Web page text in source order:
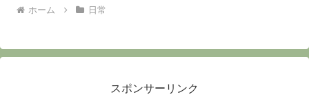
ホーム 日常
スポンサーリンク